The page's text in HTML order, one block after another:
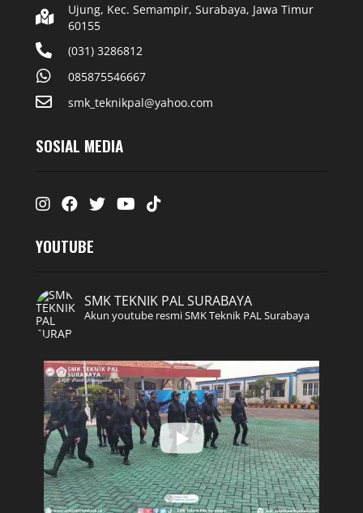
Ujung, Kec. Semampir, Surabaya, Jawa Timur
60155
(031) 3286812
085875546667
smk_teknikpal@yahoo.com
SOSIAL MEDIA
Instagram
FacebookTwitterYoutube
Tiktok
YOUTUBE
SMK TEKNIK PAL SURABAYA
Akun youtube resmi SMK Teknik PAL Surabaya